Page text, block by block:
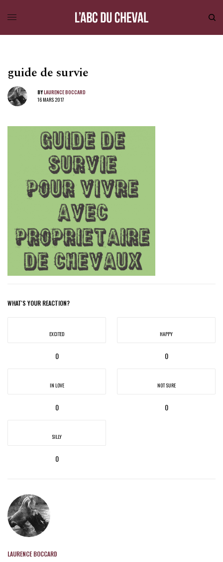
guide de survie
BYLAURENCE BOCCARD
16 MARS 2017
WHAT'S YOUR REACTION?
EXCITED
0
HAPPY
0
IN LOVE
0
NOT SURE
0
SILLY
0
LAURENCE BOCCARD